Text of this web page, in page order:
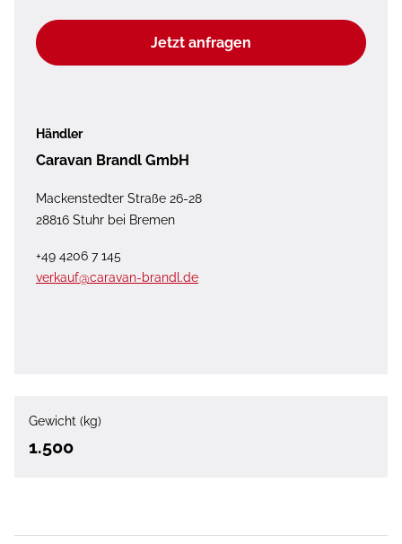
Jetzt anfragen
Händler
Caravan Brandl GmbH
Mackenstedter Straße 26-28
28816 Stuhr bei Bremen
+49 4206 7 145
verkauf@caravan-brandl.de
Gewicht (kg)
1.500